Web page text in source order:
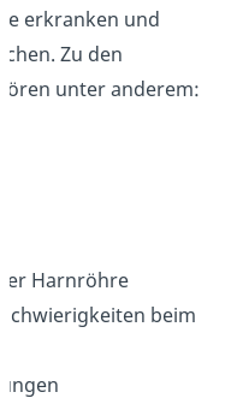
erkranken und
Zu den
unter anderem:
Harnröhre
Schwierigkeiten beim